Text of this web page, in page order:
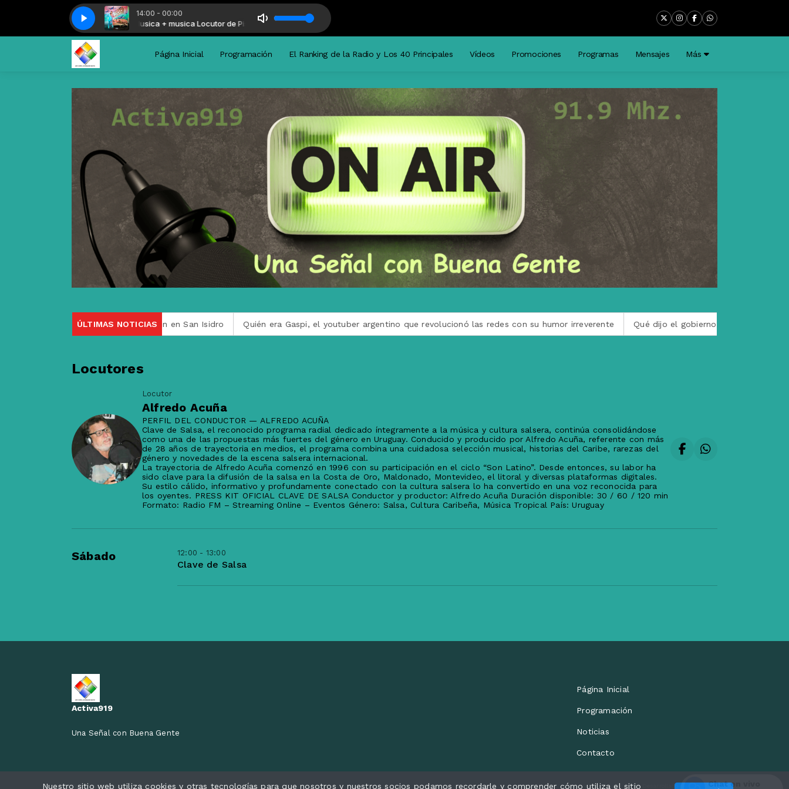
14:00 - 00:00
+ Musica en Activa919 con Musica + musica Locutor de PisoEstas disfrutando Musica + Musica en Activa919 con Musica + musica Locutor de Piso
Karol G. - Que chinva la vida 13-12-23Karol G. - Que chinva la vida 13-12-23
Página Inicial Programación El Ranking de la Radio y Los 40 Principales Vídeos Promociones Programas Mensajes Más
ÚLTIMAS NOTICIAS
su auto fue arrollado por un tren en San Isidro Quién era Gaspi, el youtuber argentino que revolucionó las redes con su humor irreverente Qué dijo el gobierno de Javier Milei
Locutores
Locutor
Alfredo Acuña
PERFIL DEL CONDUCTOR — ALFREDO ACUÑA
Clave de Salsa, el reconocido programa radial dedicado íntegramente a la música y cultura salsera, continúa consolidándose
como una de las propuestas más fuertes del género en Uruguay. Conducido y producido por Alfredo Acuña, referente con más
de 28 años de trayectoria en medios, el programa combina una cuidadosa selección musical, historias del Caribe, rarezas del
género y novedades de la escena salsera internacional.
La trayectoria de Alfredo Acuña comenzó en 1996 con su participación en el ciclo “Son Latino”. Desde entonces, su labor ha
sido clave para la difusión de la salsa en la Costa de Oro, Maldonado, Montevideo, el litoral y diversas plataformas digitales.
Su estilo cálido, informativo y profundamente conectado con la cultura salsera lo ha convertido en una voz reconocida para
los oyentes. PRESS KIT OFICIAL CLAVE DE SALSA Conductor y productor: Alfredo Acuña Duración disponible: 30 / 60 / 120 min
Formato: Radio FM – Streaming Online – Eventos Género: Salsa, Cultura Caribeña, Música Tropical País: Uruguay
Sábado 12:00 - 13:00
Clave de Salsa
Activa919
Una Señal con Buena Gente
Página Inicial
Programación
Noticias
Contacto
Todos los derechos reservados. Desarrollado por
Nuestro sitio web utiliza cookies y otras tecnologías para que nosotros y nuestros socios podamos recordarle y comprender cómo utiliza el sitio Chat en vivo